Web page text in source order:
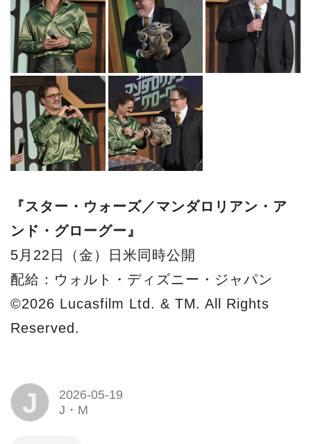
『スター・ウォーズ／マンダロリアン・ア
ンド・グローグー』
5月22日（金）日米同時公開
配給：ウォルト・ディズニー・ジャパン
©2026 Lucasfilm Ltd. & TM. All Rights
Reserved.
J
2026-05-19
J・M